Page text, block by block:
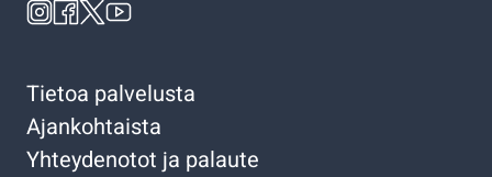
Tietoa palvelusta
Ajankohtaista
Yhteydenotot ja palaute